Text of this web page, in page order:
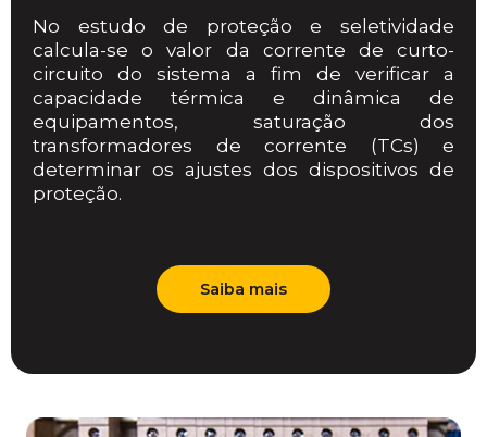
No estudo de proteção e seletividade
calcula-se o valor da corrente de curto-
circuito do sistema a fim de verificar a
capacidade térmica e dinâmica de
equipamentos, saturação dos
transformadores de corrente (TCs) e
determinar os ajustes dos dispositivos de
proteção.
Saiba mais